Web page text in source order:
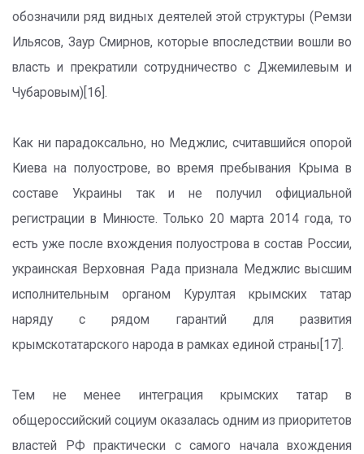
обозначили ряд видных деятелей этой структуры (Ремзи
Ильясов, Заур Смирнов, которые впоследствии вошли во
власть и прекратили сотрудничество с Джемилевым и
Чубаровым)[16].
Как ни парадоксально, но Меджлис, считавшийся опорой
Киева на полуострове, во время пребывания Крыма в
составе Украины так и не получил официальной
регистрации в Минюсте. Только 20 марта 2014 года, то
есть уже после вхождения полуострова в состав России,
украинская Верховная Рада признала Меджлис высшим
исполнительным органом Курултая крымских татар
наряду с рядом гарантий для развития
крымскотатарского народа в рамках единой страны[17].
Тем не менее интеграция крымских татар в
общероссийский социум оказалась одним из приоритетов
властей РФ практически с самого начала вхождения